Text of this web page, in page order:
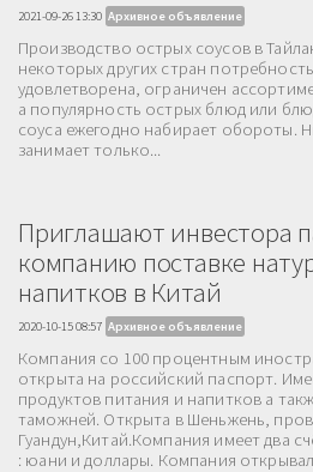
2021-09-26 13:30 Архивное объявление
Производство острых соусов в
некоторых других стран
удовлетворена, ограничен
а популярность острых блюд или
соуса ежегодно набирает обороты.
занимает только...
Приглашают инвестора
компанию поставке
напитков в Китай
2020-10-15 08:57 Архивное объявление
Компания со 100 процентным
открыта на российский паспорт.
продуктов питания и напитков а
таможней. Открыта в Шеньжень,
Гуандун,Китай.Компания имеет два
: юани и доллары. Компания